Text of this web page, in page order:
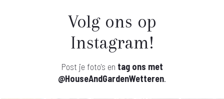
Volg ons op
Instagram!
Post je foto's en tag ons met
@HouseAndGardenWetteren.